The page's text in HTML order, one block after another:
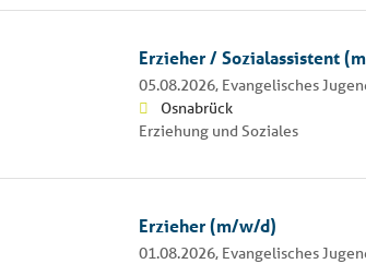
Erzieher / Sozialassistent
05.08.2026, Evangelisches
Osnabrück
Erziehung und Soziales
Erzieher (m/w/d)
01.08.2026, Evangelisches